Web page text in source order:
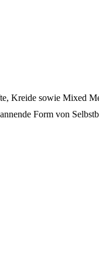
Kreide sowie Mixed
Form von